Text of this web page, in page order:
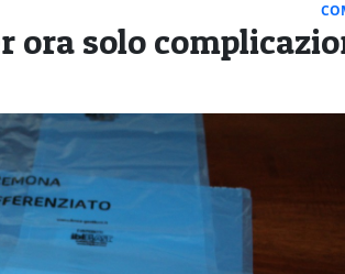
ora solo